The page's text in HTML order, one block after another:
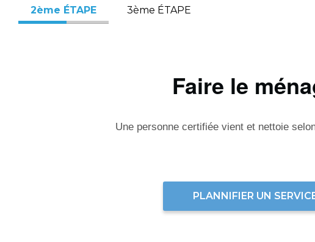
2ème ÉTAPE 3ème ÉTAPE
Faire le
Une personne certifiée vient et nettoie
PLANNIFIER UN